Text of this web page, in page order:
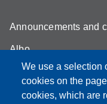
We use a selection
cookies on the
cookies, which are
Announcements and
Albo
Online teaching mode
Student secretariat